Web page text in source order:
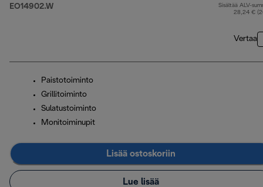
EO14902.W
Sisältää ALV-
28,24 €
Vertaa
Paistotoiminto
Grillitoiminto
Sulatustoiminto
Monitoiminupit
Lisää ostoskoriin
Lue lisää